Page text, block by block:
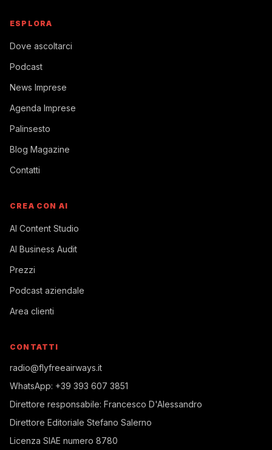
ESPLORA
Dove ascoltarci
Podcast
News Imprese
Agenda Imprese
Palinsesto
Blog Magazine
Contatti
CREA CON AI
AI Content Studio
AI Business Audit
Prezzi
Podcast aziendale
Area clienti
CONTATTI
radio@flyfreeairways.it
WhatsApp: +39 393 607 3851
Direttore responsabile: Francesco D'Alessandro
Direttore Editoriale Stefano Salerno
Licenza SIAE numero 8780